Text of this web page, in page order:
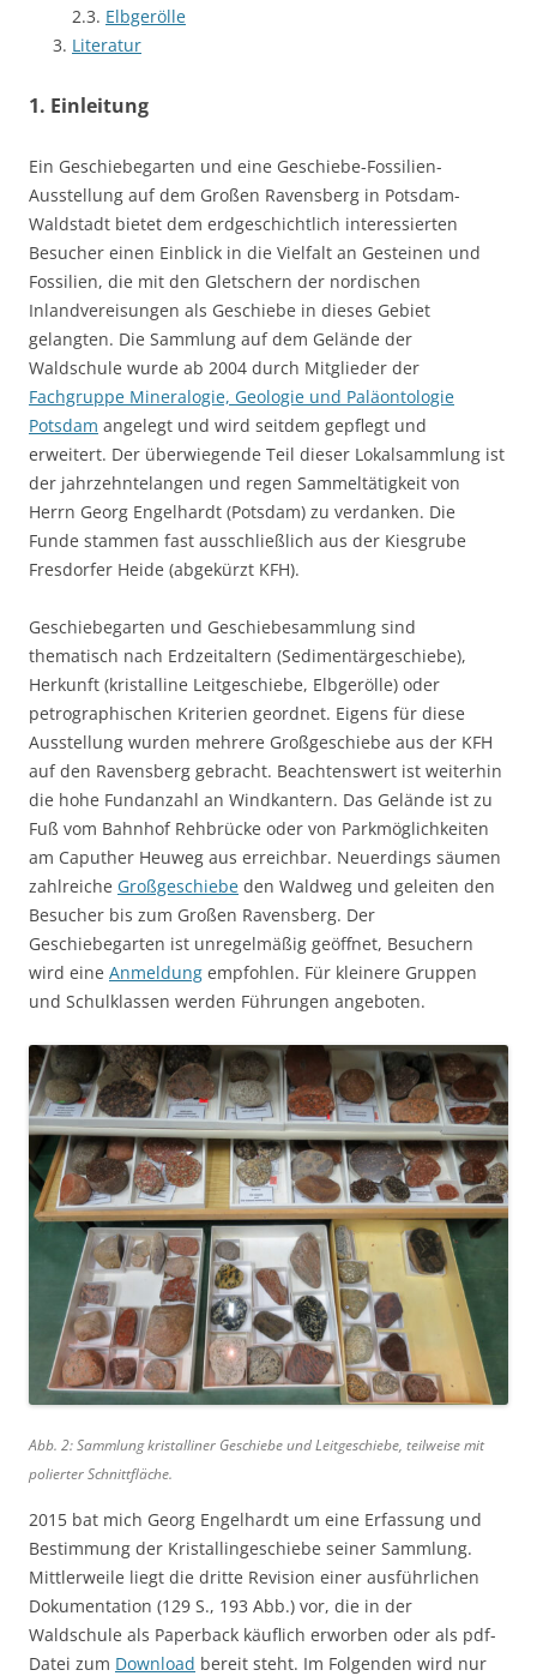
2.3. Elbgerölle
Literatur
1. Einleitung
Ein Geschiebegarten und eine Geschiebe-Fossilien-
Ausstellung auf dem Großen Ravensberg in Potsdam-
Waldstadt bietet dem erdgeschichtlich interessierten
Besucher einen Einblick in die Vielfalt an Gesteinen und
Fossilien, die mit den Gletschern der nordischen
Inlandvereisungen als Geschiebe in dieses Gebiet
gelangten. Die Sammlung auf dem Gelände der
Waldschule wurde ab 2004 durch Mitglieder der
Fachgruppe Mineralogie, Geologie und Paläontologie
Potsdam angelegt und wird seitdem gepflegt und
erweitert. Der überwiegende Teil dieser Lokalsammlung ist
der jahrzehntelangen und regen Sammeltätigkeit von
Herrn Georg Engelhardt (Potsdam) zu verdanken. Die
Funde stammen fast ausschließlich aus der Kiesgrube
Fresdorfer Heide (abgekürzt KFH).
Geschiebegarten und Geschiebesammlung sind
thematisch nach Erdzeitaltern (Sedimentärgeschiebe),
Herkunft (kristalline Leitgeschiebe, Elbgerölle) oder
petrographischen Kriterien geordnet. Eigens für diese
Ausstellung wurden mehrere Großgeschiebe aus der KFH
auf den Ravensberg gebracht. Beachtenswert ist weiterhin
die hohe Fundanzahl an Windkantern. Das Gelände ist zu
Fuß vom Bahnhof Rehbrücke oder von Parkmöglichkeiten
am Caputher Heuweg aus erreichbar. Neuerdings säumen
zahlreiche Großgeschiebe den Waldweg und geleiten den
Besucher bis zum Großen Ravensberg. Der
Geschiebegarten ist unregelmäßig geöffnet, Besuchern
wird eine Anmeldung empfohlen. Für kleinere Gruppen
und Schulklassen werden Führungen angeboten.
Abb. 2: Sammlung kristalliner Geschiebe und Leitgeschiebe, teilweise mit
polierter Schnittfläche.
2015 bat mich Georg Engelhardt um eine Erfassung und
Bestimmung der Kristallingeschiebe seiner Sammlung.
Mittlerweile liegt die dritte Revision einer ausführlichen
Dokumentation (129 S., 193 Abb.) vor, die in der
Waldschule als Paperback käuflich erworben oder als pdf-
Datei zum Download bereit steht. Im Folgenden wird nur